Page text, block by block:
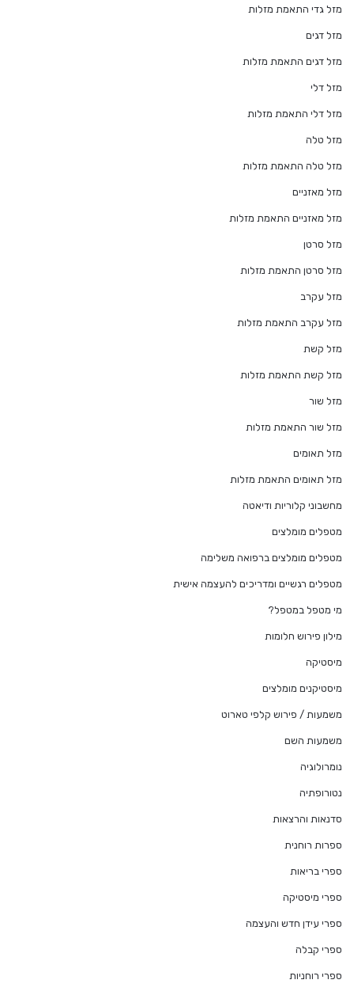
מזל גדי התאמת מזלות
מזל דגים
מזל דגים התאמת מזלות
מזל דלי
מזל דלי התאמת מזלות
מזל טלה
מזל טלה התאמת מזלות
מזל מאזניים
מזל מאזניים התאמת מזלות
מזל סרטן
מזל סרטן התאמת מזלות
מזל עקרב
מזל עקרב התאמת מזלות
מזל קשת
מזל קשת התאמת מזלות
מזל שור
מזל שור התאמת מזלות
מזל תאומים
מזל תאומים התאמת מזלות
מחשבוני קלוריות ודיאטה
מטפלים מומלצים
מטפלים מומלצים ברפואה משלימה
מטפלים רגשיים ומדריכים להעצמה אישית
מי מטפל במטפל?
מילון פירוש חלומות
מיסטיקה
מיסטיקנים מומלצים
משמעות / פירוש קלפי טארוט
משמעות השם
נומרולוגיה
נטורופתיה
סדנאות והרצאות
ספרות רוחנית
ספרי בריאות
ספרי מיסטיקה
ספרי עידן חדש והעצמה
ספרי קבלה
ספרי רוחניות